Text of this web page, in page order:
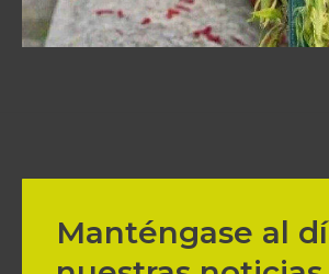
Manténgase al